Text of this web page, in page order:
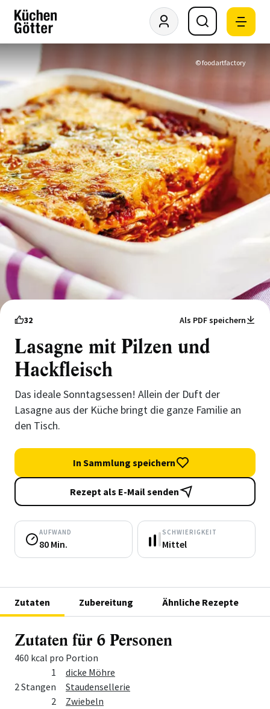
© foodartfactory
32 Als PDF speichern
Lasagne mit Pilzen und
Hackfleisch
Das ideale Sonntagsessen! Allein der Duft der
Lasagne aus der Küche bringt die ganze Familie an
den Tisch.
In Sammlung speichern
Rezept als E-Mail senden
AUFWAND
80 Min.
SCHWIERIGKEIT
Mittel
Zutaten Zubereitung Ähnliche Rezepte
Zutaten für 6 Personen
460 kcal pro Portion
Zutat
1
dicke Möhre
2 Stangen
Staudensellerie
2
Zwiebeln